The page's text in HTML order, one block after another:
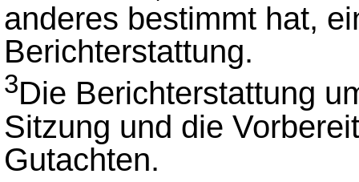
anderes bestimmt hat,
Berichterstattung.
3Die Berichterstattung
Sitzung und die
Gutachten.